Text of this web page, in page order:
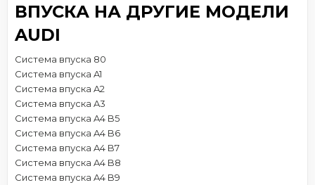
ВПУСКА НА ДРУГИЕ МОДЕЛИ
AUDI
Система впуска 80
Система впуска A1
Система впуска A2
Система впуска A3
Система впуска A4 B5
Система впуска A4 B6
Система впуска A4 B7
Система впуска A4 B8
Система впуска A4 B9